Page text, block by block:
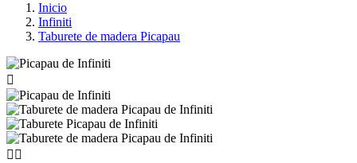
Inicio
Infiniti
Taburete de madera Picapau

 